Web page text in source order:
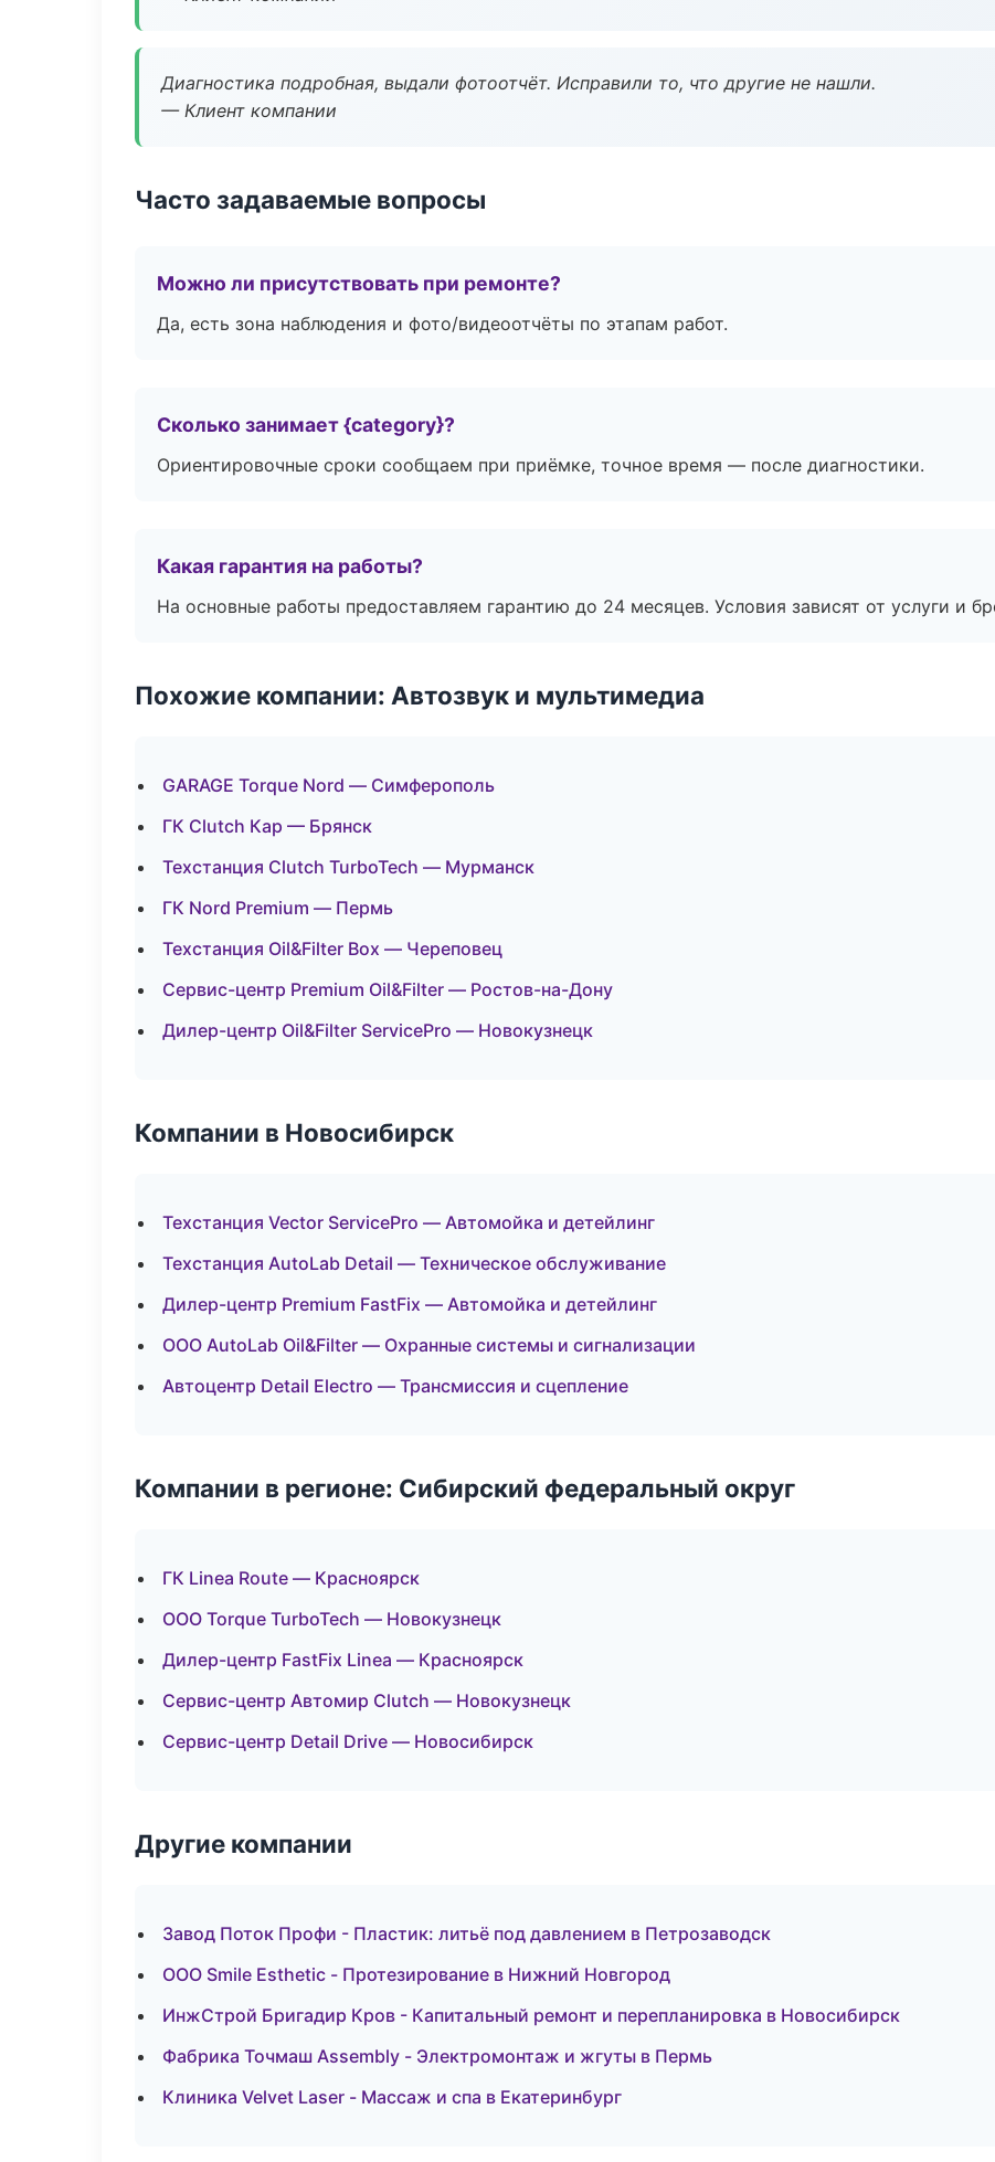
Диагностика подробная, выдали фотоотчёт. Исправили то, что другие не нашли.
— Клиент компании
Часто задаваемые вопросы
Можно ли присутствовать при ремонте?
Да, есть зона наблюдения и фото/видеоотчёты по этапам работ.
Сколько занимает {category}?
Ориентировочные сроки сообщаем при приёмке, точное время — после диагностики.
Какая гарантия на работы?
На основные работы предоставляем гарантию до 24 месяцев. Условия зависят от услуги и
Похожие компании: Автозвук и мультимедиа
GARAGE Torque Nord — Симферополь
ГК Clutch Кар — Брянск
Техстанция Clutch TurboTech — Мурманск
ГК Nord Premium — Пермь
Техстанция Oil&Filter Box — Череповец
Сервис-центр Premium Oil&Filter — Ростов-на-Дону
Дилер-центр Oil&Filter ServicePro — Новокузнецк
Компании в Новосибирск
Техстанция Vector ServicePro — Автомойка и детейлинг
Техстанция AutoLab Detail — Техническое обслуживание
Дилер-центр Premium FastFix — Автомойка и детейлинг
ООО AutoLab Oil&Filter — Охранные системы и сигнализации
Автоцентр Detail Electro — Трансмиссия и сцепление
Компании в регионе: Сибирский федеральный округ
ГК Linea Route — Красноярск
ООО Torque TurboTech — Новокузнецк
Дилер-центр FastFix Linea — Красноярск
Сервис-центр Автомир Clutch — Новокузнецк
Сервис-центр Detail Drive — Новосибирск
Другие компании
Завод Поток Профи - Пластик: литьё под давлением в Петрозаводск
ООО Smile Esthetic - Протезирование в Нижний Новгород
ИнжСтрой Бригадир Кров - Капитальный ремонт и перепланировка в Новосибирск
Фабрика Точмаш Assembly - Электромонтаж и жгуты в Пермь
Клиника Velvet Laser - Массаж и спа в Екатеринбург